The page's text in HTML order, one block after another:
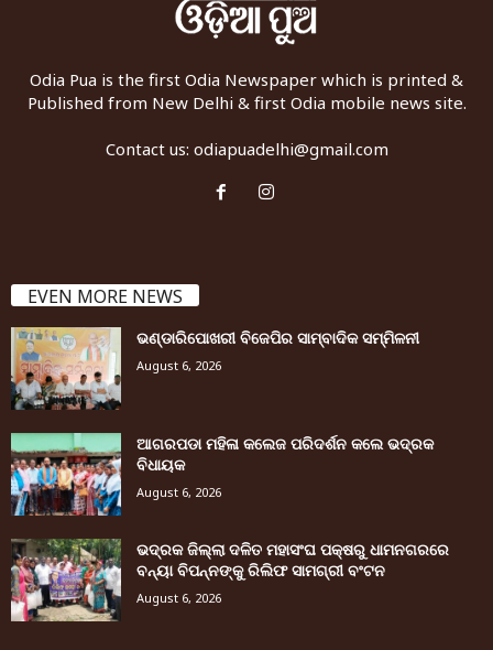
Odia Pua is the first Odia Newspaper which is printed &
Published from New Delhi & first Odia mobile news site.
Contact us: odiapuadelhi@gmail.com
EVEN MORE NEWS
ଭଣ୍ଡାରିପୋଖରୀ ବିଜେପିର ସାମ୍ବାଦିକ ସମ୍ମିଳନୀ
August 6, 2026
ଆଗରପଡା ମହିଳା କଲେଜ ପରିଦର୍ଶନ କଲେ ଭଦ୍ରକ
ବିଧାୟକ
August 6, 2026
ଭଦ୍ରକ ଜିଲ୍ଲା ଦଳିତ ମହାସଂଘ ପକ୍ଷରୁ ଧାମନଗରରେ
ବନ୍ୟା ବିପନ୍ନଙ୍କୁ ରିଲିଫ ସାମଗ୍ରୀ ବଂଟନ
August 6, 2026